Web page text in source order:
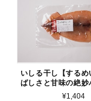
いしる干し【するめ
ばしさと甘味の絶妙
¥1,404